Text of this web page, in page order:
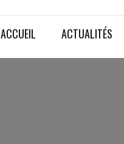
ACCUEIL ACTUALITÉS